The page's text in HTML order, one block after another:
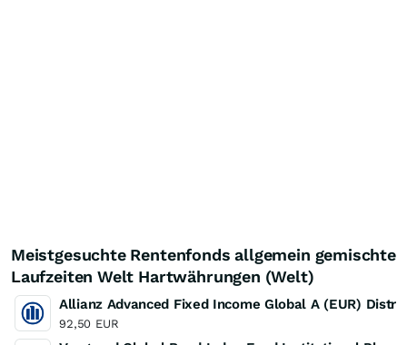
Meistgesuchte Rentenfonds allgemein gemischte
Laufzeiten Welt Hartwährungen (Welt)
Allianz Advanced Fixed Income Global A (EUR)
92,50 EUR